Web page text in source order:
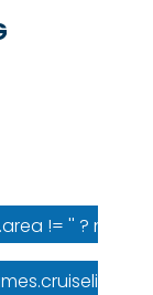
!= '' ?
!=